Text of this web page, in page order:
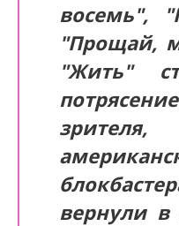
восемь",
"Прощай,
"Жить"
вернули в